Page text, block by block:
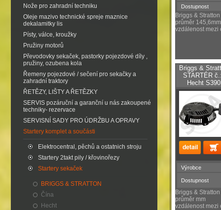
Nože pro zahradní techniku
Oleje mazivo technické spreje maznice
dekalamitky lis
Písty, válce, kroužky
Pružiny motorů
Převodovky sekaček, pastorky pojezdové díly ,
pružiny, ozubena kola
Řemeny pojezdové / sečení pro sekačky a
zahradní traktory
ŘETĚZY, LIŠTY A ŘETĚZKY
SERVIS pozáruční a garanční u nás zakoupené
techniky- rezervace
SERVISNÍ SADY PRO ÚDRŽBU A OPRAVY
Startery komplet a součásti
Elektrocentral, pěchů a ostatnich stroju
Startery 2takt pily / křovinořezy
Startery sekaček
BRIGGS & STRATTON
Čína
Hecht
Dostupnost
Briggs &
průměr 145,6mm
vzdálenost mezi
Briggs &
STARTÉR
Hecht
Výrobce
Dostupnost
Briggs & Stratton
průměr mm
vzdálenost mezi